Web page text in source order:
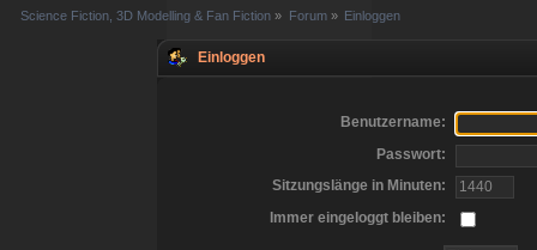
Science Fiction, 3D Modelling & Fan Fiction » Forum» Einloggen
Einloggen
Benutzername:
Passwort:
Sitzungslänge in Minuten:
Immer eingeloggt bleiben: